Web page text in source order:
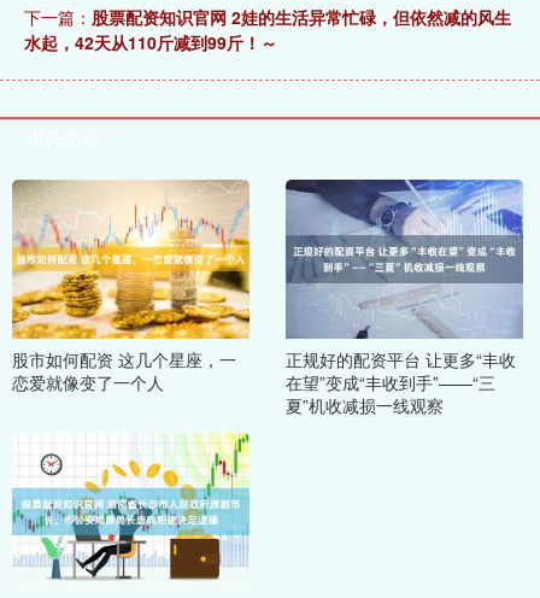
下一篇： 股票配资知识官网 2娃的生活异常忙碌，但依然减的风生
水起，42天从110斤减到99斤！～
股市如何配资 这几个星座，一
恋爱就像变了一个人
正规好的配资平台 让更多“丰收
在望”变成“丰收到手”——“三
夏”机收减损一线观察